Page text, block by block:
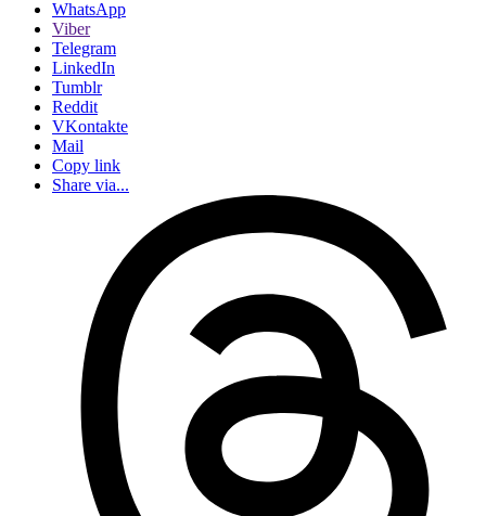
WhatsApp
Viber
Telegram
LinkedIn
Tumblr
Reddit
VKontakte
Mail
Copy link
Share via...